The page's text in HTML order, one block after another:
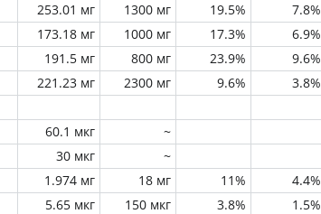
253.01 мг 1300 мг 19.5% 7.8%
173.18 мг 1000 мг 17.3% 6.9%
191.5 мг 800 мг 23.9% 9.6%
221.23 мг 2300 мг 9.6% 3.8%
60.1 мкг
~
30 мкг
~
1.974 мг 18 мг 11% 4.4%
5.65 мкг 150 мкг 3.8% 1.5%